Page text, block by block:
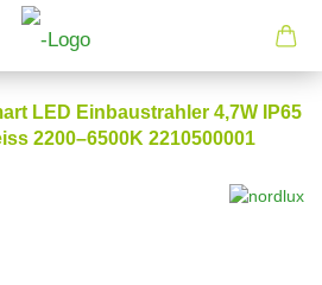
LED Einbaustrahler 4,7W IP65
2200–6500K 2210500001